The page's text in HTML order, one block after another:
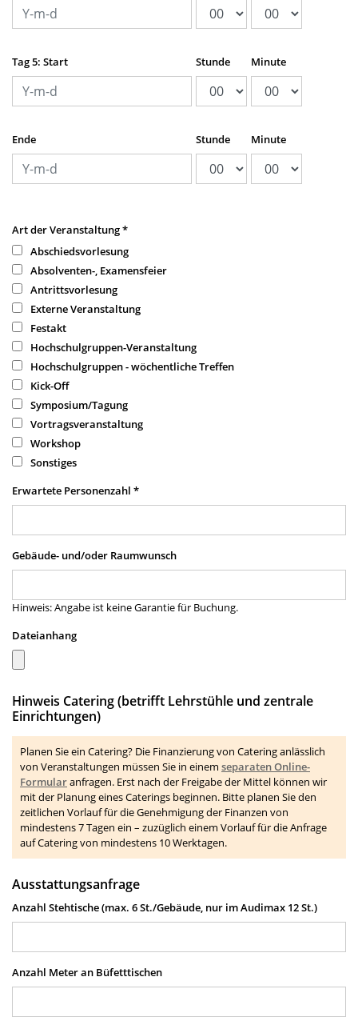
Tag 5: Start Stunde Minute
Ende Stunde Minute
Art der Veranstaltung*
Abschiedsvorlesung
Absolventen-, Examensfeier
Antrittsvorlesung
Externe Veranstaltung
Festakt
Hochschulgruppen-Veranstaltung
Hochschulgruppen - wöchentliche Treffen
Kick-Off
Symposium/Tagung
Vortragsveranstaltung
Workshop
Sonstiges
Erwartete Personenzahl *
Gebäude- und/oder Raumwunsch
Hinweis: Angabe ist keine Garantie für Buchung.
Dateianhang
Hinweis Catering (betrifft Lehrstühle und zentrale
Einrichtungen)
Planen Sie ein Catering? Die Finanzierung von Catering anlässlich
von Veranstaltungen müssen Sie in einem separaten Online-
Formularanfragen. Erst nach der Freigabe der Mittel können wir
mit der Planung eines Caterings beginnen. Bitte planen Sie den
zeitlichen Vorlauf für die Genehmigung der Finanzen von
mindestens 7 Tagen ein – zuzüglich einem Vorlauf für die Anfrage
auf Catering von mindestens 10 Werktagen.
Ausstattungsanfrage
Anzahl Stehtische (max. 6 St./Gebäude, nur im Audimax 12 St.)
Anzahl Meter an Büfetttischen